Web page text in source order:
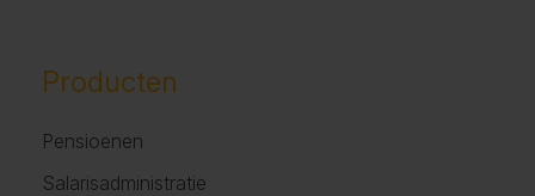
Producten
Pensioenen
Salarisadministratie